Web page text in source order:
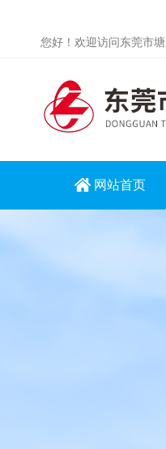
您好！欢迎访问东莞市
网站首页